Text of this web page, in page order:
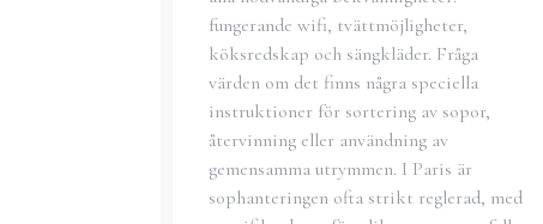
fungerande wifi, tvättmöjligheter,
köksredskap och sängkläder. Fråga
värden om det finns några speciella
instruktioner för sortering av sopor,
återvinning eller användning av
gemensamma utrymmen. I Paris är
sophanteringen ofta strikt reglerad, med